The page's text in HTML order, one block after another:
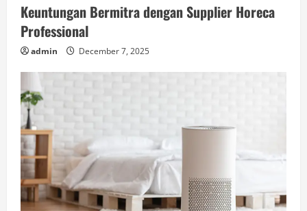
Keuntungan Bermitra dengan Supplier Horeca
Professional
admin December 7, 2025